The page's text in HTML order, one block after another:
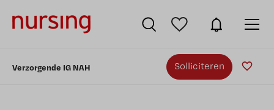
Verzorgende IG NAH Solliciteren